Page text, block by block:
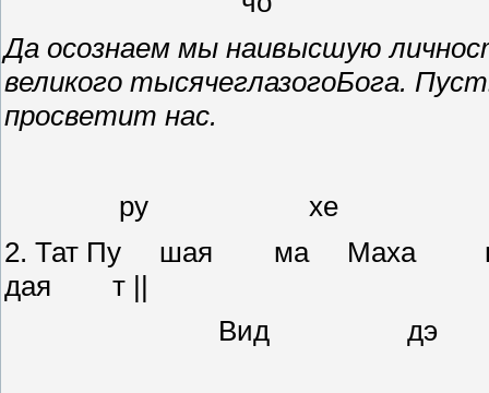
Да осознаем мы наивысшую
великого тысячеглазогоБога.
просветит нас.
ру
2. Тат Пу шая ма Маха
дая т ||
Вид